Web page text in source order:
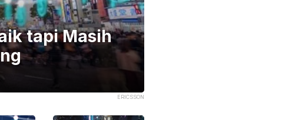
Kecepatan Internet Indonesia
dan Jakarta Selatan Tercepat